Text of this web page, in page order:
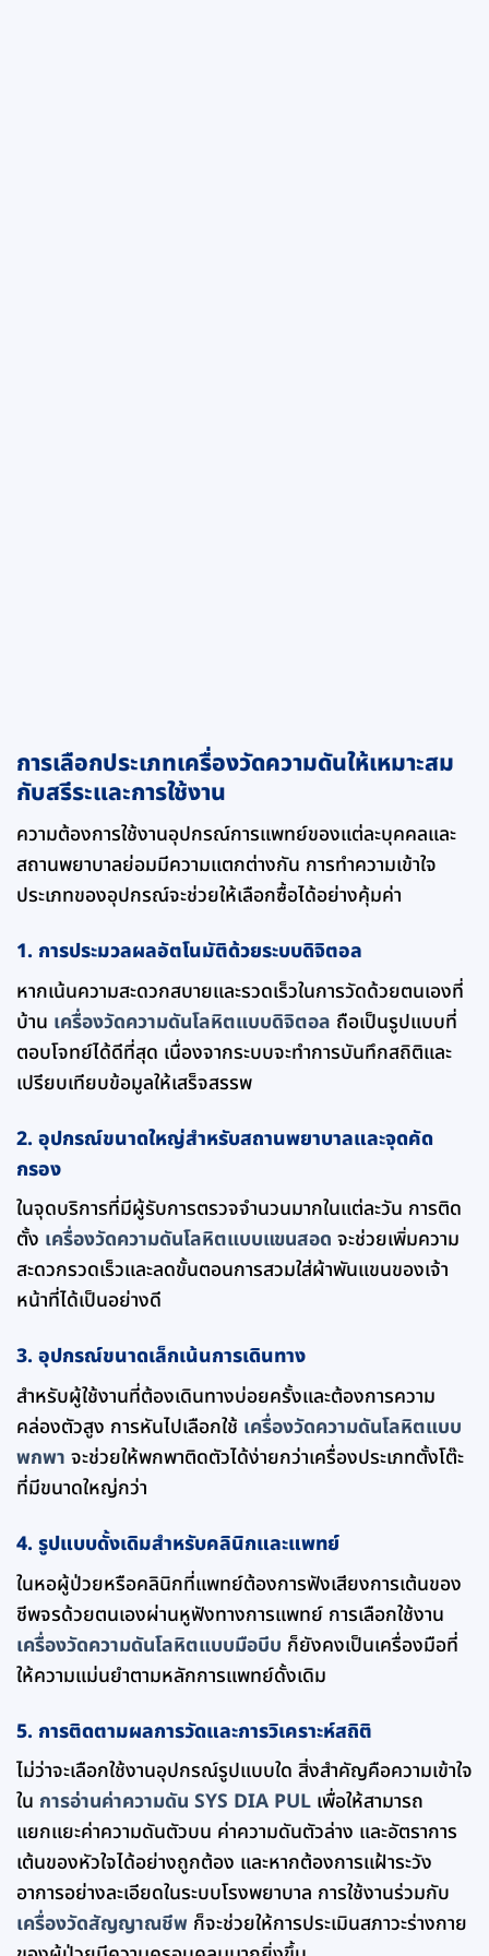
การเลือกประเภทเครื่องวัดความดันให้เหมาะสม
กับสรีระและการใช้งาน
ความต้องการใช้งานอุปกรณ์การแพทย์ของแต่ละบุคคลและ
สถานพยาบาลย่อมมีความแตกต่างกัน การทำความเข้าใจ
ประเภทของอุปกรณ์จะช่วยให้เลือกซื้อได้อย่างคุ้มค่า
1. การประมวลผลอัตโนมัติด้วยระบบดิจิตอล
หากเน้นความสะดวกสบายและรวดเร็วในการวัดด้วยตนเองที่
บ้าน เครื่องวัดความดันโลหิตแบบดิจิตอล ถือเป็นรูปแบบที่
ตอบโจทย์ได้ดีที่สุด เนื่องจากระบบจะทำการบันทึกสถิติและ
เปรียบเทียบข้อมูลให้เสร็จสรรพ
2. อุปกรณ์ขนาดใหญ่สำหรับสถานพยาบาลและจุดคัด
กรอง
ในจุดบริการที่มีผู้รับการตรวจจำนวนมากในแต่ละวัน การติด
ตั้ง เครื่องวัดความดันโลหิตแบบแขนสอด จะช่วยเพิ่มความ
สะดวกรวดเร็วและลดขั้นตอนการสวมใส่ผ้าพันแขนของเจ้า
หน้าที่ได้เป็นอย่างดี
3. อุปกรณ์ขนาดเล็กเน้นการเดินทาง
สำหรับผู้ใช้งานที่ต้องเดินทางบ่อยครั้งและต้องการความ
คล่องตัวสูง การหันไปเลือกใช้ เครื่องวัดความดันโลหิตแบบ
พกพา จะช่วยให้พกพาติดตัวได้ง่ายกว่าเครื่องประเภทตั้งโต๊ะ
ที่มีขนาดใหญ่กว่า
4. รูปแบบดั้งเดิมสำหรับคลินิกและแพทย์
ในหอผู้ป่วยหรือคลินิกที่แพทย์ต้องการฟังเสียงการเต้นของ
ชีพจรด้วยตนเองผ่านหูฟังทางการแพทย์ การเลือกใช้งาน
เครื่องวัดความดันโลหิตแบบมือบีบ ก็ยังคงเป็นเครื่องมือที่
ให้ความแม่นยำตามหลักการแพทย์ดั้งเดิม
5. การติดตามผลการวัดและการวิเคราะห์สถิติ
ไม่ว่าจะเลือกใช้งานอุปกรณ์รูปแบบใด สิ่งสำคัญคือความเข้าใจ
ใน การอ่านค่าความดัน SYS DIA PUL เพื่อให้สามารถ
แยกแยะค่าความดันตัวบน ค่าความดันตัวล่าง และอัตราการ
เต้นของหัวใจได้อย่างถูกต้อง และหากต้องการเเฝ้าระวัง
อาการอย่างละเอียดในระบบโรงพยาบาล การใช้งานร่วมกับ
เครื่องวัดสัญญาณชีพ ก็จะช่วยให้การประเมินสภาวะร่างกาย